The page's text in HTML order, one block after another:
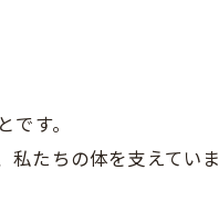
す。
私たちの体を支えてい